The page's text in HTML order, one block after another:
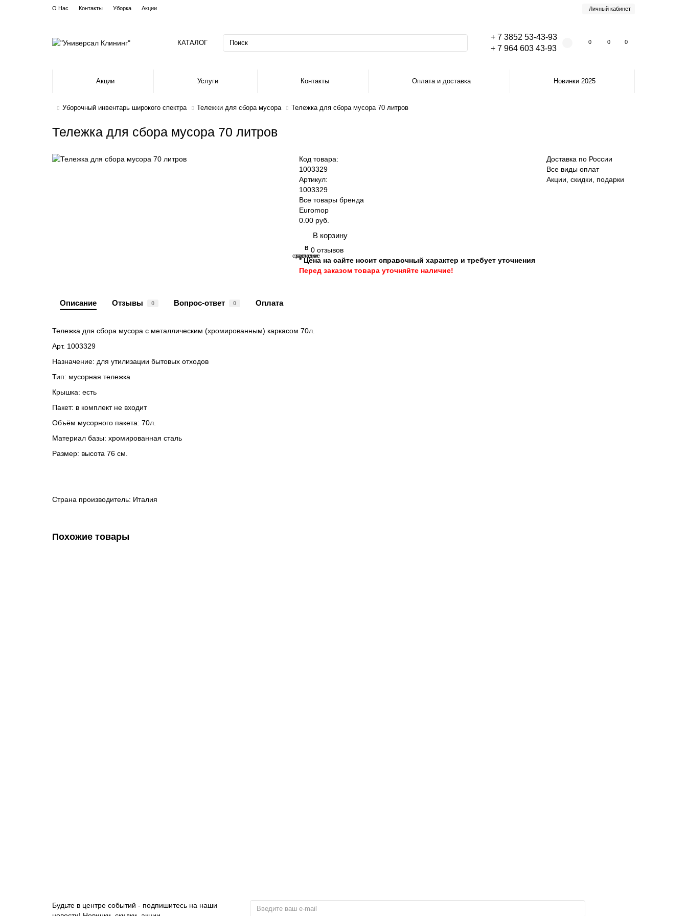
О Нас Контакты Уборка Акции Личный кабинет
КАТАЛОГ
+ 7 3852 53-43-93
+ 7 964 603 43-93
0 0 0
Акции Услуги Контакты Оплата и доставка Новинки 2025
Уборочный инвентарь широкого спектра Тележки для сбора мусора Тележка для сбора мусора 70 литров
Тележка для сбора мусора 70 литров
Код товара:
1003329
Артикул:
1003329
Все товары бренда
Euromop
0.00 руб.
В корзину
В
закладки
В
сравнение
0 отзывов
* Цена на сайте носит справочный характер и требует уточнения
Перед заказом товара уточняйте наличие!
Доставка по России
Все виды оплат
Акции, скидки, подарки
Описание Отзывы 0 Вопрос-ответ 0 Оплата
Тележка для сбора мусора с металлическим (хромированным) каркасом 70л.
Арт. 1003329
Назначение: для утилизации бытовых отходов
Тип: мусорная тележка
Крышка: есть
Пакет: в комплект не входит
Объём мусорного пакета: 70л.
Материал базы: хромированная сталь
Размер: высота 76 см.
Страна производитель: Италия
Похожие товары
Будьте в центре событий - подпишитесь на наши